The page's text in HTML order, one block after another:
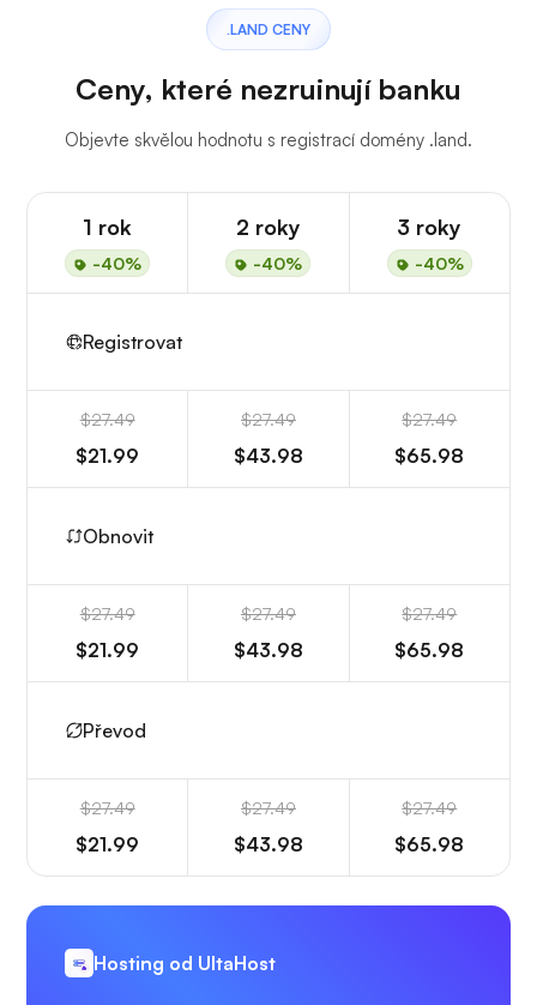
.LAND CENY
Ceny, které nezruinují banku
Objevte skvělou hodnotu s registrací domény .land.
1 rok
-40%
2 roky
-40%
3 roky
-40%
Registrovat
$27.49
$21.99
$27.49
$43.98
$27.49
$65.98
Obnovit
$27.49
$21.99
$27.49
$43.98
$27.49
$65.98
Převod
$27.49
$21.99
$27.49
$43.98
$27.49
$65.98
Hosting od UltaHost